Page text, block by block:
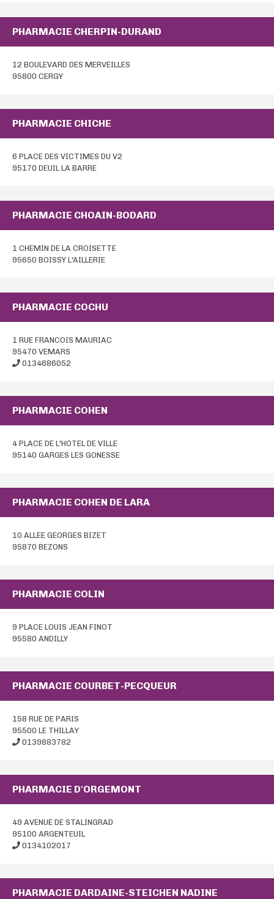
PHARMACIE CHERPIN-DURAND
12 BOULEVARD DES MERVEILLES
95800 CERGY
PHARMACIE CHICHE
6 PLACE DES VICTIMES DU V2
95170 DEUIL LA BARRE
PHARMACIE CHOAIN-BODARD
1 CHEMIN DE LA CROISETTE
95650 BOISSY L'AILLERIE
PHARMACIE COCHU
1 RUE FRANCOIS MAURIAC
95470 VEMARS
0134686052
PHARMACIE COHEN
4 PLACE DE L'HOTEL DE VILLE
95140 GARGES LES GONESSE
PHARMACIE COHEN DE LARA
10 ALLEE GEORGES BIZET
95870 BEZONS
PHARMACIE COLIN
9 PLACE LOUIS JEAN FINOT
95580 ANDILLY
PHARMACIE COURBET-PECQUEUR
158 RUE DE PARIS
95500 LE THILLAY
0139883782
PHARMACIE D'ORGEMONT
49 AVENUE DE STALINGRAD
95100 ARGENTEUIL
0134102017
PHARMACIE DARDAINE-STEICHEN NADINE